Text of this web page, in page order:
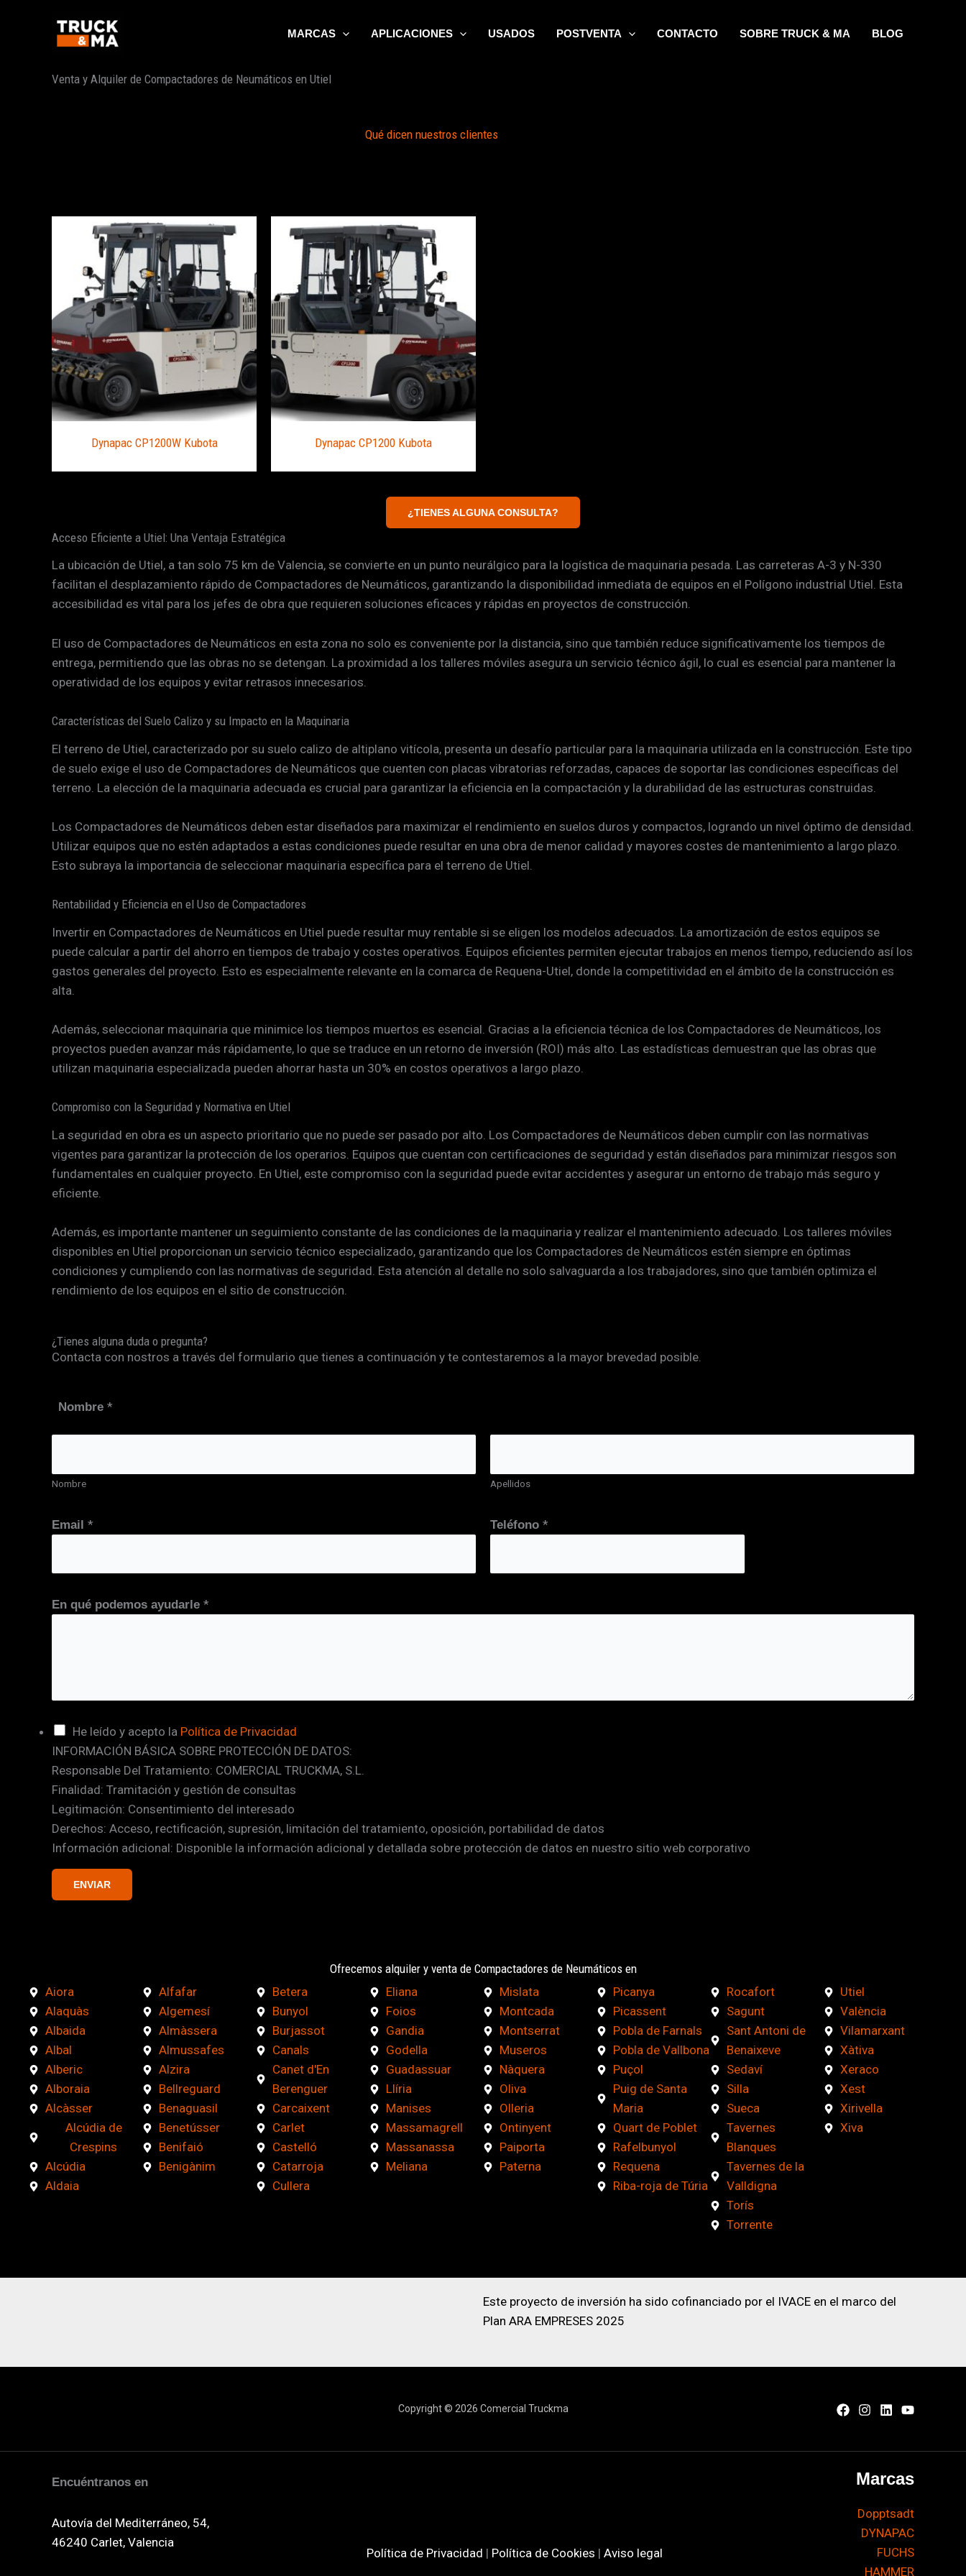
MARCAS APLICACIONES USADOS POSTVENTA CONTACTO SOBRE TRUCK & MA BLOG
Venta y Alquiler de Compactadores de Neumáticos en Utiel
Qué dicen nuestros clientes
Dynapac CP1200W Kubota Dynapac CP1200 Kubota
¿TIENES ALGUNA CONSULTA?
Acceso Eficiente a Utiel: Una Ventaja Estratégica
La ubicación de Utiel, a tan solo 75 km de Valencia, se convierte en un punto neurálgico para la logística de maquinaria pesada. Las carreteras A-3 y N-330
facilitan el desplazamiento rápido de Compactadores de Neumáticos, garantizando la disponibilidad inmediata de equipos en el Polígono industrial Utiel. Esta
accesibilidad es vital para los jefes de obra que requieren soluciones eficaces y rápidas en proyectos de construcción.
El uso de Compactadores de Neumáticos en esta zona no solo es conveniente por la distancia, sino que también reduce significativamente los tiempos de
entrega, permitiendo que las obras no se detengan. La proximidad a los talleres móviles asegura un servicio técnico ágil, lo cual es esencial para mantener la
operatividad de los equipos y evitar retrasos innecesarios.
Características del Suelo Calizo y su Impacto en la Maquinaria
El terreno de Utiel, caracterizado por su suelo calizo de altiplano vitícola, presenta un desafío particular para la maquinaria utilizada en la construcción. Este tipo
de suelo exige el uso de Compactadores de Neumáticos que cuenten con placas vibratorias reforzadas, capaces de soportar las condiciones específicas del
terreno. La elección de la maquinaria adecuada es crucial para garantizar la eficiencia en la compactación y la durabilidad de las estructuras construidas.
Los Compactadores de Neumáticos deben estar diseñados para maximizar el rendimiento en suelos duros y compactos, logrando un nivel óptimo de densidad.
Utilizar equipos que no estén adaptados a estas condiciones puede resultar en una obra de menor calidad y mayores costes de mantenimiento a largo plazo.
Esto subraya la importancia de seleccionar maquinaria específica para el terreno de Utiel.
Rentabilidad y Eficiencia en el Uso de Compactadores
Invertir en Compactadores de Neumáticos en Utiel puede resultar muy rentable si se eligen los modelos adecuados. La amortización de estos equipos se
puede calcular a partir del ahorro en tiempos de trabajo y costes operativos. Equipos eficientes permiten ejecutar trabajos en menos tiempo, reduciendo así los
gastos generales del proyecto. Esto es especialmente relevante en la comarca de Requena-Utiel, donde la competitividad en el ámbito de la construcción es
alta.
Además, seleccionar maquinaria que minimice los tiempos muertos es esencial. Gracias a la eficiencia técnica de los Compactadores de Neumáticos, los
proyectos pueden avanzar más rápidamente, lo que se traduce en un retorno de inversión (ROI) más alto. Las estadísticas demuestran que las obras que
utilizan maquinaria especializada pueden ahorrar hasta un 30% en costos operativos a largo plazo.
Compromiso con la Seguridad y Normativa en Utiel
La seguridad en obra es un aspecto prioritario que no puede ser pasado por alto. Los Compactadores de Neumáticos deben cumplir con las normativas
vigentes para garantizar la protección de los operarios. Equipos que cuentan con certificaciones de seguridad y están diseñados para minimizar riesgos son
fundamentales en cualquier proyecto. En Utiel, este compromiso con la seguridad puede evitar accidentes y asegurar un entorno de trabajo más seguro y
eficiente.
Además, es importante mantener un seguimiento constante de las condiciones de la maquinaria y realizar el mantenimiento adecuado. Los talleres móviles
disponibles en Utiel proporcionan un servicio técnico especializado, garantizando que los Compactadores de Neumáticos estén siempre en óptimas
condiciones y cumpliendo con las normativas de seguridad. Esta atención al detalle no solo salvaguarda a los trabajadores, sino que también optimiza el
rendimiento de los equipos en el sitio de construcción.
¿Tienes alguna duda o pregunta?
Contacta con nostros a través del formulario que tienes a continuación y te contestaremos a la mayor brevedad posible.
Nombre *
Nombre Apellidos
Email * Teléfono *
En qué podemos ayudarle *
C
a
s
i
l
l
a
s
He leído y acepto la Política de Privacidad
INFORMACIÓN BÁSICA SOBRE PROTECCIÓN DE DATOS:
Responsable Del Tratamiento: COMERCIAL TRUCKMA, S.L.
Finalidad: Tramitación y gestión de consultas
Legitimación: Consentimiento del interesado
Derechos: Acceso, rectificación, supresión, limitación del tratamiento, oposición, portabilidad de datos
Información adicional: Disponible la información adicional y detallada sobre protección de datos en nuestro sitio web corporativo
ENVIAR
Ofrecemos alquiler y venta de Compactadores de Neumáticos en
Aiora
Alaquàs
Albaida
Albal
Alberic
Alboraia
Alcàsser
Alcúdia de
Crespins
Alcúdia
Aldaia
Alfafar
Algemesí
Almàssera
Almussafes
Alzira
Bellreguard
Benaguasil
Benetússer
Benifaió
Benigànim
Betera
Bunyol
Burjassot
Canals
Canet d'En
Berenguer
Carcaixent
Carlet
Castelló
Catarroja
Cullera
Eliana
Foios
Gandia
Godella
Guadassuar
Llíria
Manises
Massamagrell
Massanassa
Meliana
Mislata
Montcada
Montserrat
Museros
Nàquera
Oliva
Olleria
Ontinyent
Paiporta
Paterna
Picanya
Picassent
Pobla de Farnals
Pobla de Vallbona
Puçol
Puig de Santa
Maria
Quart de Poblet
Rafelbunyol
Requena
Riba-roja de Túria
Rocafort
Sagunt
Sant Antoni de
Benaixeve
Sedaví
Silla
Sueca
Tavernes
Blanques
Tavernes de la
Valldigna
Torís
Torrente
Utiel
València
Vilamarxant
Xàtiva
Xeraco
Xest
Xirivella
Xiva
Este proyecto de inversión ha sido cofinanciado por el IVACE en el marco del
Plan ARA EMPRESES 2025
Copyright © 2026 Comercial Truckma
Encuéntranos en
Autovía del Mediterráneo, 54,
46240 Carlet, Valencia
Política de Privacidad | Política de Cookies | Aviso legal
Marcas
Dopptsadt
DYNAPAC
FUCHS
HAMMER